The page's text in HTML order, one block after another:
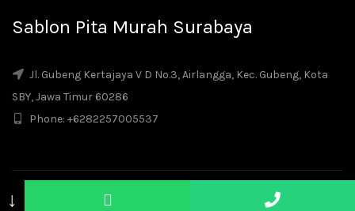
Sablon Pita Murah Surabaya
Jl. Gubeng Kertajaya V D No.3, Airlangga, Kec. Gubeng, Kota
SBY, Jawa Timur 60286
Phone: +6282257005537
Sablon Pita Surabaya . All rights reserved
↓